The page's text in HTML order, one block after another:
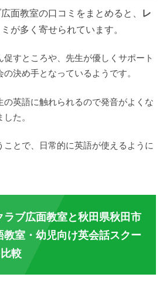
面教室の口コミをまとめると、
レ
が多く寄せられています。
すところや、先生が優しくサポート
決め手となっているようです。
の英語に触れられるので発音がよくな
た。
とで、日常的に英語が使えるように
ラブ広面教室と秋田県秋田市
教室・幼児向け英会話スクー
較